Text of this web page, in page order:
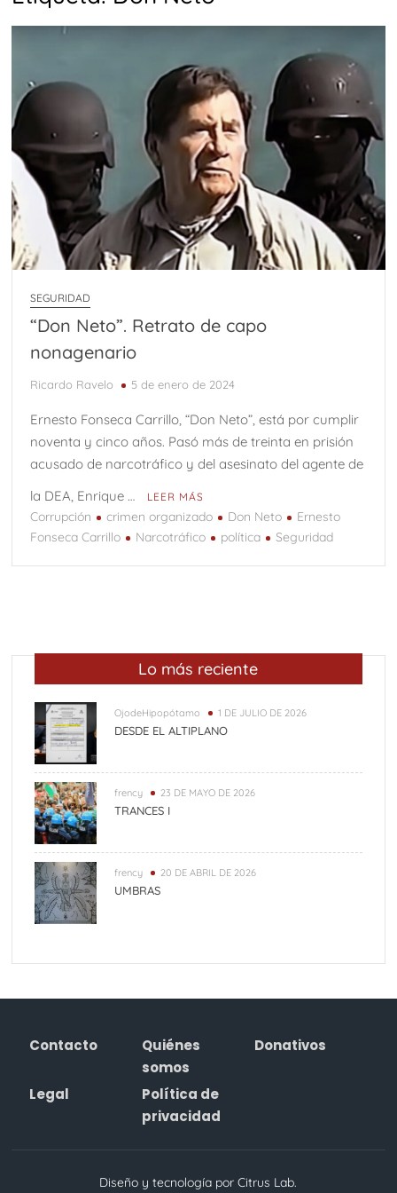
SEGURIDAD
“Don Neto”. Retrato de capo
nonagenario
Ricardo Ravelo 5 de enero de 2024
Ernesto Fonseca Carrillo, “Don Neto”, está por cumplir
noventa y cinco años. Pasó más de treinta en prisión
acusado de narcotráfico y del asesinato del agente de
la DEA, Enrique …
LEER MÁS
Corrupción crimen organizado Don Neto
Ernesto
Fonseca Carrillo
Narcotráfico política Seguridad
Lo más reciente
OjodeHipopótamo 1 DE JULIO DE 2026
DESDE EL ALTIPLANO
frency 23 DE MAYO DE 2026
TRANCES I
frency 20 DE ABRIL DE 2026
UMBRAS
Contacto
Quiénes
somos
Donativos
Legal
Política de
privacidad
Diseño y tecnología por Citrus Lab.